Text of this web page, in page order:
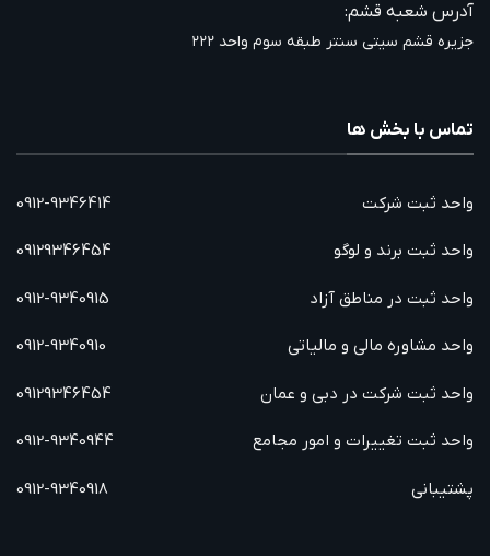
آدرس شعبه قشم:
جزیره قشم سیتی سنتر طبقه سوم واحد ۲۲۲
تماس با بخش ها
واحد ثبت شرکت
واحد ثبت برند و لوگو
واحد ثبت در مناطق آزاد
واحد مشاوره مالی و مالیاتی
واحد ثبت شرکت در دبی و عمان
واحد ثبت تغییرات و امور مجامع
پشتیبانی
0912-9346414
09129346454
0912-9340915
0912-9340910
09129346454
0912-9340944
0912-9340918